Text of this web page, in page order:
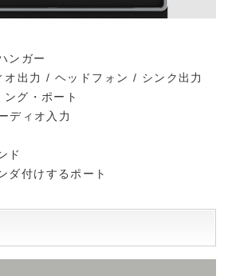
ンガー
出力 / ヘッドフォン / シンク出力
グ・ポート
ディオ入力
ド
ダ付けするポート